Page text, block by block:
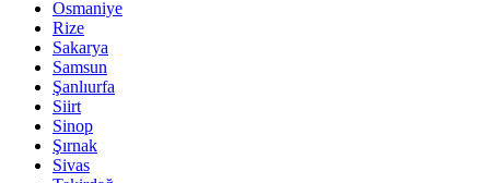
Osmaniye
Rize
Sakarya
Samsun
Şanlıurfa
Siirt
Sinop
Şırnak
Sivas